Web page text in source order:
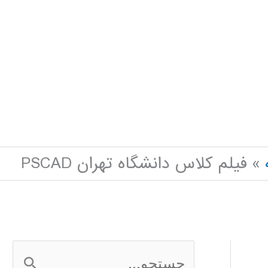
فیلم کلاس دانشگاه تهران PSCAD